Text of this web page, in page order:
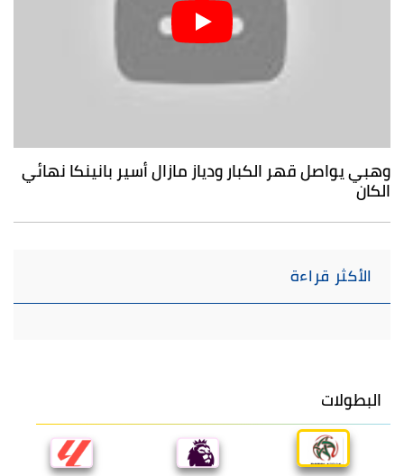
وهبي يواصل قهر الكبار ودياز مازال أسير بانينكا نهائي
الكان
الأكثر قراءة
البطولات